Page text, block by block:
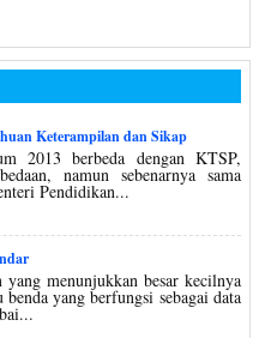
Keterampilan dan Sikap
2013 berbeda dengan KTSP,
namun sebenarnya sama
Pendidikan...
menunjukkan besar kecilnya
benda yang berfungsi sebagai data